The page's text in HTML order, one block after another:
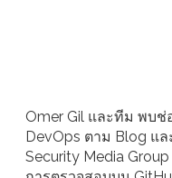
Omer Gil และทีม พบช่
DevOps ตาม Blog แ
Security Media